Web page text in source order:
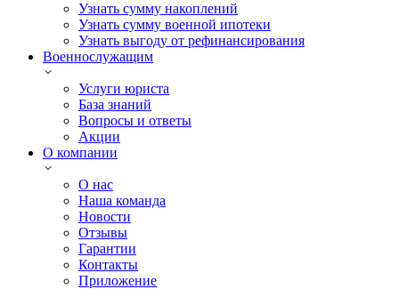
Узнать сумму накоплений
Узнать сумму военной ипотеки
Узнать выгоду от рефинансирования
Военнослужащим
Услуги юриста
База знаний
Вопросы и ответы
Акции
О компании
О нас
Наша команда
Новости
Отзывы
Гарантии
Контакты
Приложение